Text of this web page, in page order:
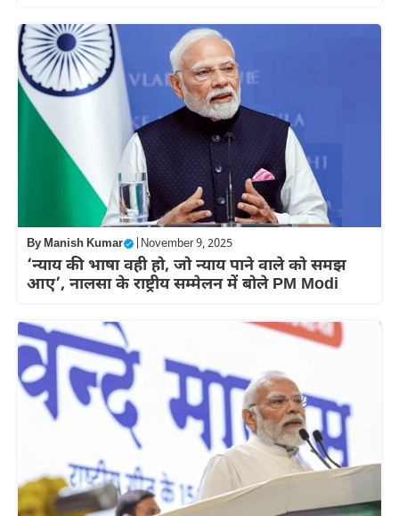
ByManish Kumar November 9, 2025
‘न्याय की भाषा वही हो, जो न्याय पाने वाले को समझ
आए’, नालसा के राष्ट्रीय सम्मेलन में बोले PM Modi